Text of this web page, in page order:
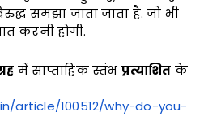
समझा जाता जाता है. जो भी
करनी होगी.
में साप्ताहिक स्तंभ प्रत्याशित के
article/100512/why-do-you-